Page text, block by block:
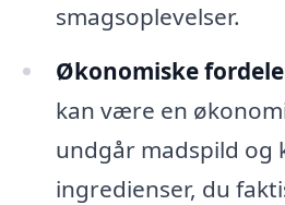
smagsoplevelser.
Økonomiske
kan være en
undgår madspild og
ingredienser, du